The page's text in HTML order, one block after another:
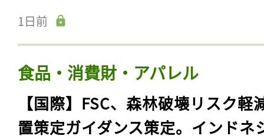
1日前
食品・消費財・アパレル
【国際】FSC、森林破壊リスク軽
置策定ガイダンス策定。インドネ